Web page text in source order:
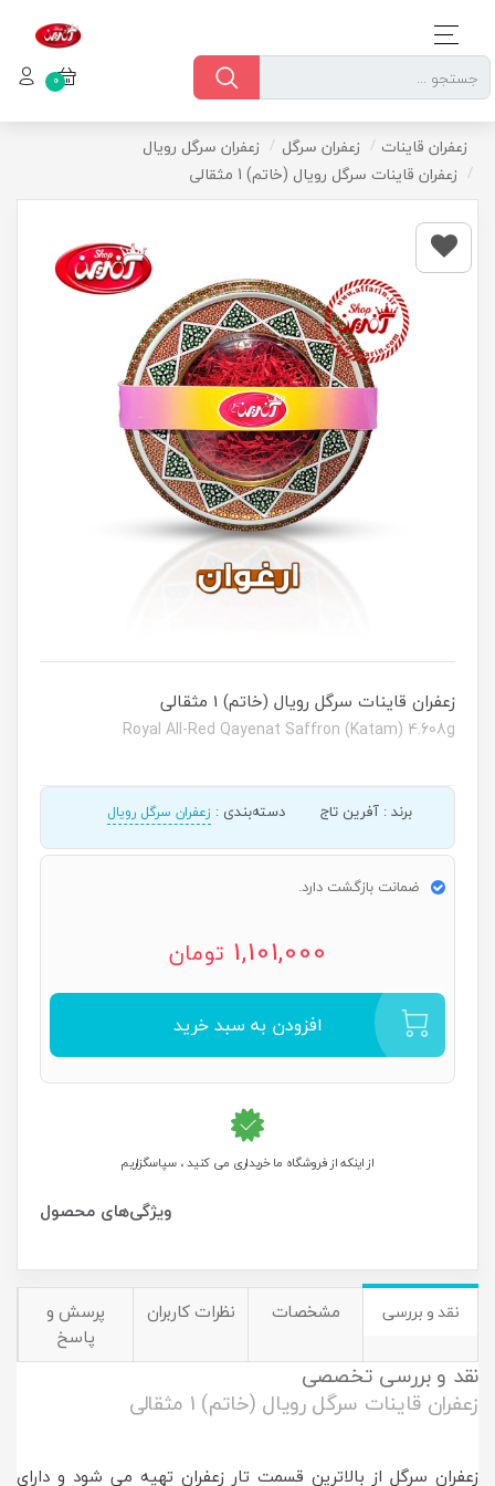
0
زعفران قاینات زعفران سرگل
زعفران سرگل رویال
زعفران قاینات سرگل رویال (خاتم) 1 مثقالی
زعفران قاینات سرگل رویال (خاتم) 1 مثقالی
Royal All-Red Qayenat Saffron (Katam) 4.608g
برند: آفرین تاج دسته‌بندی : زعفران سرگل رویال
ضمانت بازگشت دارد.
1,101,000 تومان
افزودن به سبد خرید
از اینکه از فروشگاه ما خریداری می کنید ، سپاسگزاریم
نقد و بررسی مشخصات نظرات کاربران
پرسش و
پاسخ
نقد و بررسی تخصصی
زعفران قاینات سرگل رویال (خاتم) 1 مثقالی
زعفران سرگل از بالاترین قسمت تار زعفران تهیه می شود و دارای